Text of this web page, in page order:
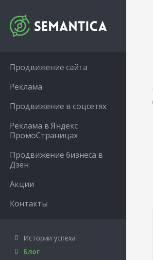
Продвижение сайта
Реклама
Продвижение в соцсетях
Реклама в Яндекс
ПромоСтраницах
Продвижение бизнеса в
Дзен
Акции
Контакты
Истории успеха
Блог